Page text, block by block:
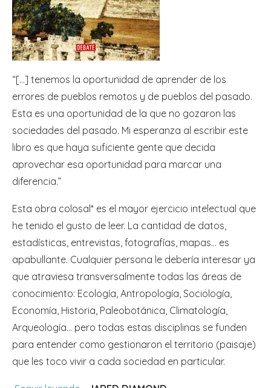
“[…] tenemos la oportunidad de aprender de los
errores de pueblos remotos y de pueblos del pasado.
Esta es una oportunidad de la que no gozaron las
sociedades del pasado. Mi esperanza al escribir este
libro es que haya suficiente gente que decida
aprovechar esa oportunidad para marcar una
diferencia.”
Esta obra colosal* es el mayor ejercicio intelectual que
he tenido el gusto de leer. La cantidad de datos,
estadísticas, entrevistas, fotografías, mapas… es
apabullante. Cualquier persona le debería interesar ya
que atraviesa transversalmente todas las áreas de
conocimiento: Ecología, Antropología, Sociología,
Economía, Historia, Paleobotánica, Climatología,
Arqueología… pero todas estas disciplinas se funden
para entender como gestionaron el territorio (paisaje)
que les toco vivir a cada sociedad en particular.